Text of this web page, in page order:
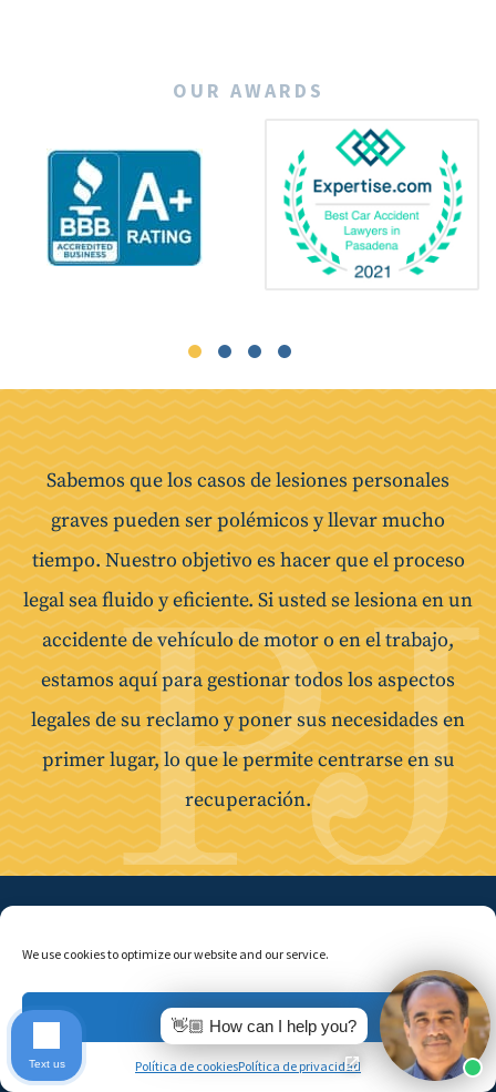
We use cookies to optimize our website and our service.
Política de cookiesPolítica de privacidad
OUR AWARDS
Sabemos que los casos de lesiones personales
graves pueden ser polémicos y llevar mucho
tiempo. Nuestro objetivo es hacer que el proceso
legal sea fluido y eficiente. Si usted se lesiona en un
accidente de vehículo de motor o en el trabajo,
estamos aquí para gestionar todos los aspectos
legales de su reclamo y poner sus necesidades en
primer lugar, lo que le permite centrarse en su
recuperación.
Póngase en contacto con
nuestros abogados de
lesiones en Pasadena
👋🏼 How can I help you?
Text us